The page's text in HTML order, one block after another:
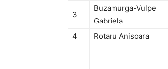
3
Buzamurga-Vulpe
Gabriela
4 Rotaru Anisoara